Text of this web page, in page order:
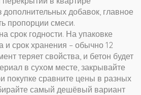
добавок, главное
пропорции смеси.
срок годности. На упаковке
и срок хранения – обычно 12
теряет свойства, и бетон будет
в сухом месте, закрывайте
покупке сравните цены в разных
самый дешёвый вариант